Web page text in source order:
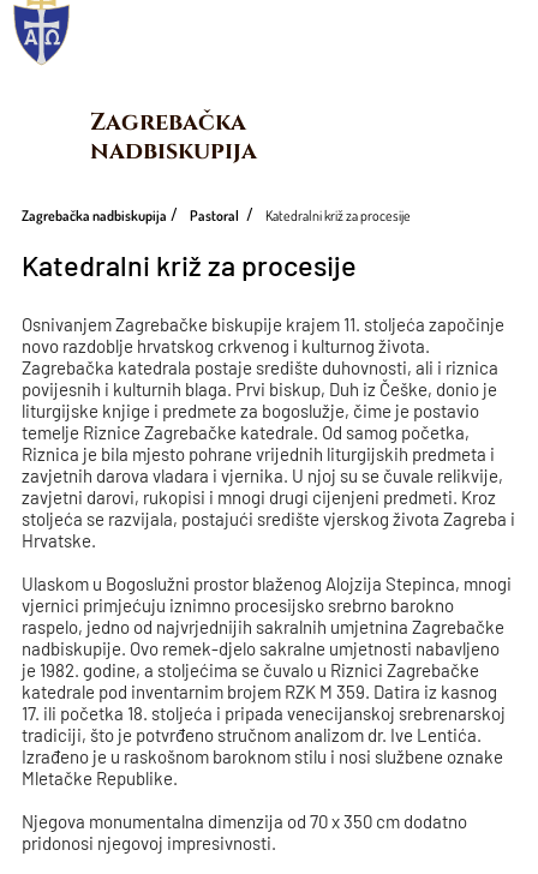
Zagrebačka
nadbiskupija
Zagrebačka nadbiskupija Pastoral Katedralni križ za procesije
Katedralni križ za procesije
Osnivanjem Zagrebačke biskupije krajem 11. stoljeća započinje
novo razdoblje hrvatskog crkvenog i kulturnog života.
Zagrebačka katedrala postaje središte duhovnosti, ali i riznica
povijesnih i kulturnih blaga. Prvi biskup, Duh iz Češke, donio je
liturgijske knjige i predmete za bogoslužje, čime je postavio
temelje Riznice Zagrebačke katedrale. Od samog početka,
Riznica je bila mjesto pohrane vrijednih liturgijskih predmeta i
zavjetnih darova vladara i vjernika. U njoj su se čuvale relikvije,
zavjetni darovi, rukopisi i mnogi drugi cijenjeni predmeti. Kroz
stoljeća se razvijala, postajući središte vjerskog života Zagreba i
Hrvatske.
Ulaskom u Bogoslužni prostor blaženog Alojzija Stepinca, mnogi
vjernici primjećuju iznimno procesijsko srebrno barokno
raspelo, jedno od najvrjednijih sakralnih umjetnina Zagrebačke
nadbiskupije. Ovo remek-djelo sakralne umjetnosti nabavljeno
je 1982. godine, a stoljećima se čuvalo u Riznici Zagrebačke
katedrale pod inventarnim brojem RZK M 359. Datira iz kasnog
17. ili početka 18. stoljeća i pripada venecijanskoj srebrenarskoj
tradiciji, što je potvrđeno stručnom analizom dr. Ive Lentića.
Izrađeno je u raskošnom baroknom stilu i nosi službene oznake
Mletačke Republike.
Njegova monumentalna dimenzija od 70 x 350 cm dodatno
pridonosi njegovoj impresivnosti.